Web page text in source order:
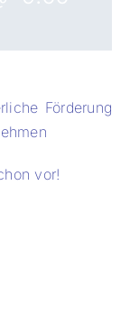
Förderung
vor!